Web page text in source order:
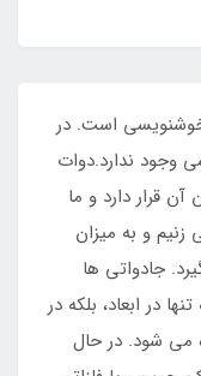
خوشنویسی است. در
وجود ندارد.دوات
قرار دارد و ما
زنیم و به میزان
جادواتی ها
در ابعاد، بلکه در
می شود. در حال